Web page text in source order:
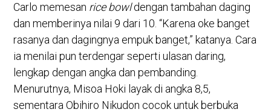
Carlo memesan rice bowldengan tambahan daging
dan memberinya nilai 9 dari 10. “Karena oke banget
rasanya dan dagingnya empuk banget,” katanya. Cara
ia menilai pun terdengar seperti ulasan daring,
lengkap dengan angka dan pembanding.
Menurutnya, Misoa Hoki layak di angka 8,5,
sementara Obihiro Nikudon cocok untuk berbuka